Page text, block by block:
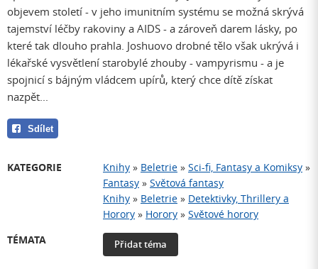
objevem století - v jeho imunitním systému se možná skrývá
tajemství léčby rakoviny a AIDS - a zároveň darem lásky, po
které tak dlouho prahla. Joshuovo drobné tělo však ukrývá i
lékařské vysvětlení starobylé zhouby - vampyrismu - a je
spojnicí s bájným vládcem upírů, který chce dítě získat
nazpět...
Sdílet
KATEGORIE Knihy » Beletrie » Sci-fi, Fantasy a Komiksy »
Fantasy » Světová fantasy
Knihy » Beletrie » Detektivky, Thrillery a
Horory » Horory » Světové horory
TÉMATA
Přidat téma